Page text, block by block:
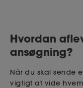
Hvordan
ansøgning?
Når du skal sende
vigtigt at vide